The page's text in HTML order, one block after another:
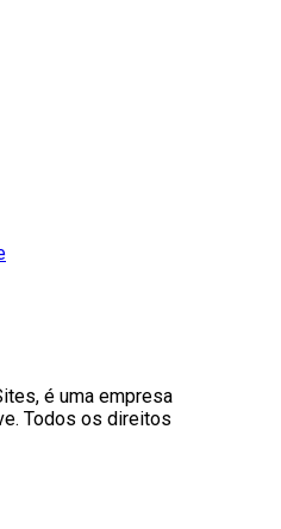
é uma empresa
Todos os direitos